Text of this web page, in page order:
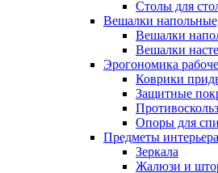
Столы для
Вешалки
Вешалки
Вешалки
Эрогономика
Коврики
Защитные
Опоры для
Предметы интерьера
Зеркала
Жалюзи и